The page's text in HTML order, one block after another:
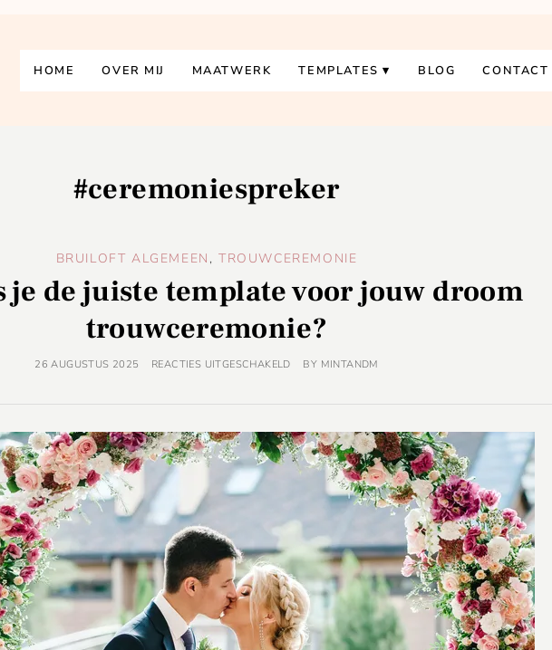
HOME OVER MIJ MAATWERK TEMPLATES BLOG CONTACT
#ceremoniespreker
BRUILOFT ALGEMEEN , TROUWCEREMONIE
je de juiste template voor jouw droom
trouwceremonie?
26 AUGUSTUS 2025 REACTIES UITGESCHAKELD BY MINTANDM